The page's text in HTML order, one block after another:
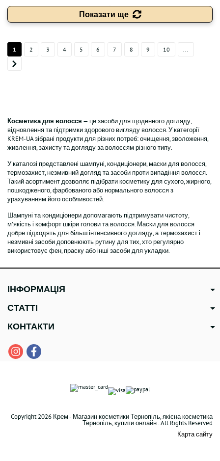
200 мл
Axen Argan Oil Smooth Milk
150 мл
Показати ще
1 2 3 4 5 6 7 8 9 10 ...
Косметика для волосся — це засоби для щоденного догляду,
відновлення та підтримки здорового вигляду волосся. У категорії
KREM-UA зібрані продукти для різних потреб: очищення, зволоження,
живлення, захисту та догляду за волоссям різного типу.
У каталозі представлені шампуні, кондиціонери, маски для волосся,
термозахист, незмивний догляд та засоби проти випадіння волосся.
Такий асортимент дозволяє підібрати косметику для сухого, жирного,
пошкодженого, фарбованого або нормального волосся з
урахуванням його особливостей.
Шампуні та кондиціонери допомагають підтримувати чистоту,
м’якість і комфорт шкіри голови та волосся. Маски для волосся
добре підходять для більш інтенсивного догляду, а термозахист і
незмивні засоби доповнюють рутину для тих, хто регулярно
використовує фен, праску або інші засоби для укладки.
ІНФОРМАЦІЯ
СТАТТІ
КОНТАКТИ
Copyright 2026 Крем - Магазин косметики Тернопіль, якісна косметика
Тернопіль, купити онлайн . All Rights Reserved
Карта сайту